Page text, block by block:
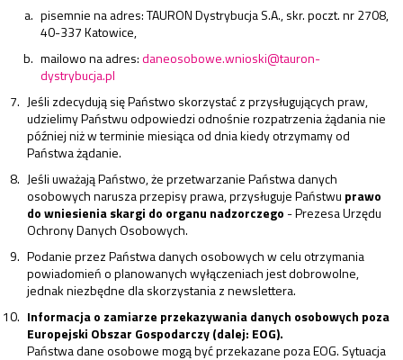
pisemnie na adres: TAURON Dystrybucja S.A., skr. poczt. nr 2708,
40-337 Katowice,
mailowo na adres:daneosobowe.wnioski@tauron-
dystrybucja.pl
Jeśli zdecydują się Państwo skorzystać z przysługujących praw,
udzielimy Państwu odpowiedzi odnośnie rozpatrzenia żądania nie
później niż w terminie miesiąca od dnia kiedy otrzymamy od
Państwa żądanie.
Jeśli uważają Państwo, że przetwarzanie Państwa danych
osobowych narusza przepisy prawa, przysługuje Państwu prawo
do wniesienia skargi do organu nadzorczego - Prezesa Urzędu
Ochrony Danych Osobowych.
Podanie przez Państwa danych osobowych w celu otrzymania
powiadomień o planowanych wyłączeniach jest dobrowolne,
jednak niezbędne dla skorzystania z newslettera.
Informacja o zamiarze przekazywania danych osobowych poza
Europejski Obszar Gospodarczy (dalej: EOG).
Państwa dane osobowe mogą być przekazane poza EOG. Sytuacja